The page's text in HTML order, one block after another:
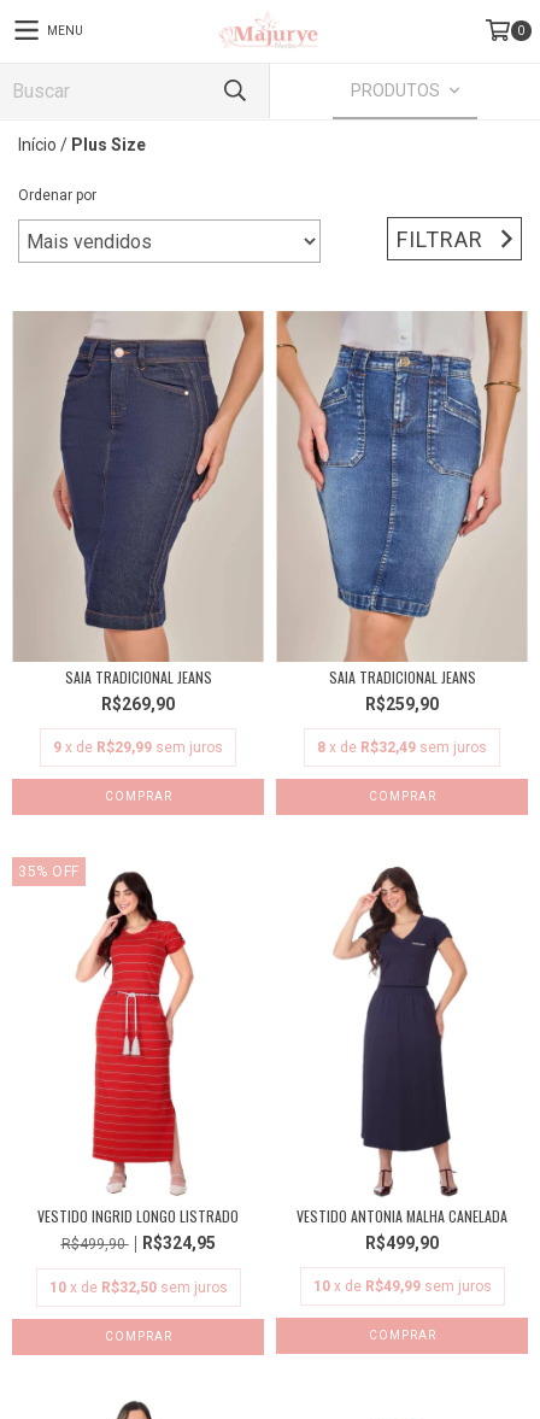
MENU 0
PRODUTOS
Início / Plus Size
Ordenar por
FILTRAR
SAIA TRADICIONAL JEANS
R$269,90
9 x de R$29,99 sem juros
COMPRAR
SAIA TRADICIONAL JEANS
R$259,90
8 x de R$32,49 sem juros
COMPRAR
35% OFF
VESTIDO INGRID LONGO LISTRADO
R$499,90 R$324,95
10 x de R$32,50 sem juros
COMPRAR
VESTIDO ANTONIA MALHA CANELADA
R$499,90
10 x de R$49,99 sem juros
COMPRAR